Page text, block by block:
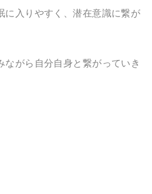
入りやすく、潜在意識に繋が
がら自分自身と繋がっていき